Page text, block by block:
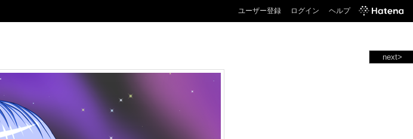
ユーザー登録 ログイン ヘルプ
next>